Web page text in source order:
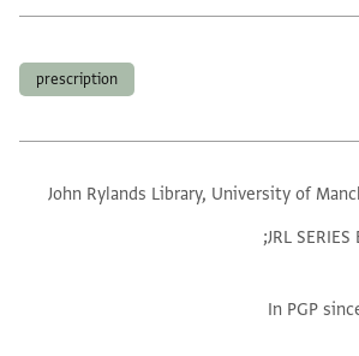
prescription
John Rylands Library, University of
JRL SERIES
In PGP